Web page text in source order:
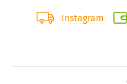
Instagram